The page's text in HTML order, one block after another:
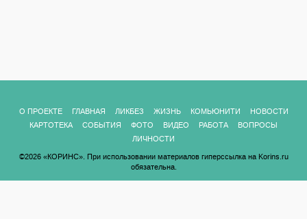
О ПРОЕКТЕ ГЛАВНАЯ ЛИКБЕЗ ЖИЗНЬ КОМЬЮНИТИ
НОВОСТИ
КАРТОТЕКА
СОБЫТИЯ ФОТО ВИДЕО РАБОТА
ВОПРОСЫ
ЛИЧНОСТИ
©2026 «КОРИНС». При использовании материалов гиперссылка на Korins.ru
обязательна.